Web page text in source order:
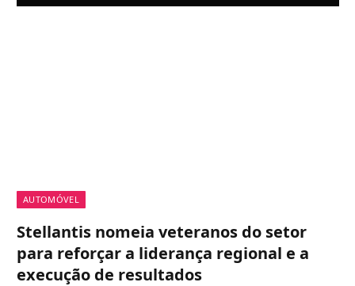
AUTOMÓVEL
Stellantis nomeia veteranos do setor
para reforçar a liderança regional e a
execução de resultados